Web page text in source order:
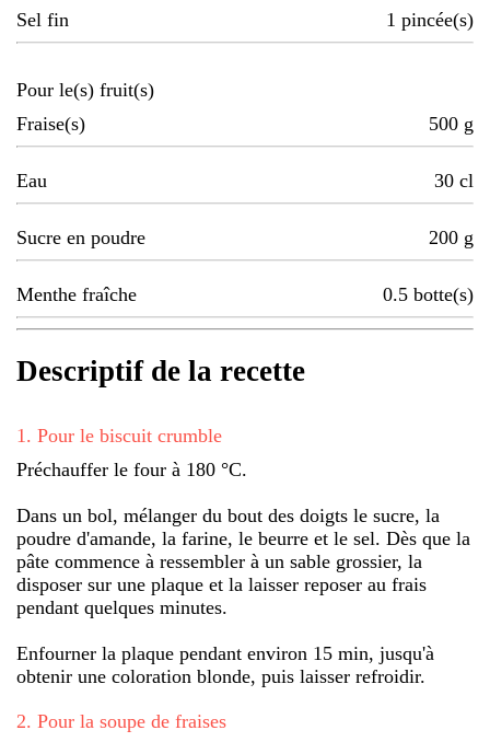
Sel fin 1 pincée(s)
Pour le(s) fruit(s)
Fraise(s)
500 g
Eau 30 cl
Sucre en poudre 200 g
Menthe fraîche 0.5 botte(s)
Descriptif de la recette
1 . Pour le biscuit crumble
Préchauffer le four à 180 °C.
Dans un bol, mélanger du bout des doigts le sucre, la
poudre d'amande, la farine, le beurre et le sel. Dès que la
pâte commence à ressembler à un sable grossier, la
disposer sur une plaque et la laisser reposer au frais
pendant quelques minutes.
Enfourner la plaque pendant environ 15 min, jusqu'à
obtenir une coloration blonde, puis laisser refroidir.
2. Pour la soupe de fraises